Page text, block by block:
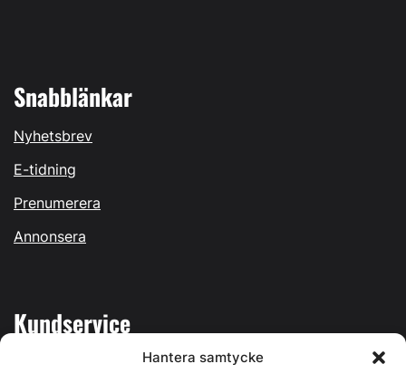
Hantera samtycke
Snabblänkar
Nyhetsbrev
E-tidning
Prenumerera
Annonsera
Kundservice